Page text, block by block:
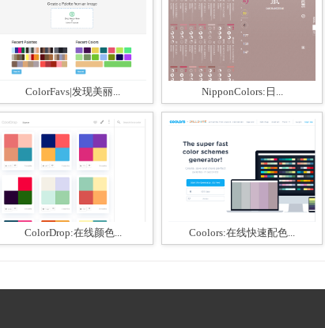
ColorFavs|发现美丽... NipponColors:日...
ColorDrop:在线颜色... Coolors:在线快速配色...